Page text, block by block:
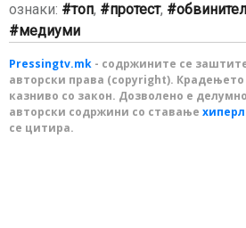
ознаки:
топ, протест,
медиуми
Pressingtv.mk - содржините се
авторски права (copyright).
казниво со закон. Дозволено е
авторски содржини со ставање
се цитира.